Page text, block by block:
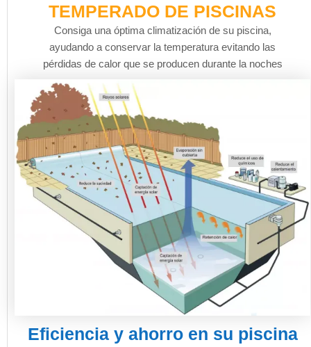
TEMPERADO DE PISCINAS
Consiga una óptima climatización de su piscina,
ayudando a conservar la temperatura evitando las
pérdidas de calor que se producen durante la noches
Eficiencia y ahorro en su piscina